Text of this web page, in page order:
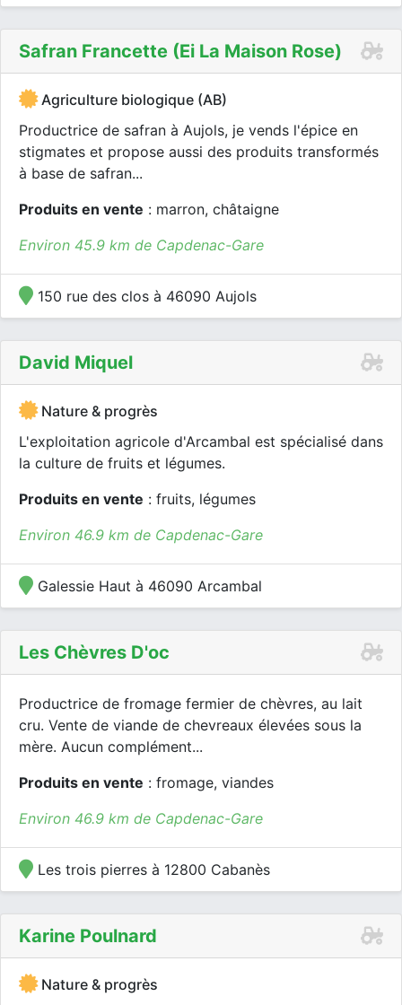
Safran Francette (ei La Maison Rose)
Agriculture biologique (AB)
Productrice de safran à Aujols, je vends l'épice en
stigmates et propose aussi des produits transformés
à base de safran...
Produits en vente : marron, châtaigne
Environ 45.9 km de Capdenac-Gare
150 rue des clos à 46090 Aujols
David Miquel
Nature & progrès
L'exploitation agricole d'Arcambal est spécialisé dans
la culture de fruits et légumes.
Produits en vente : fruits, légumes
Environ 46.9 km de Capdenac-Gare
Galessie Haut à 46090 Arcambal
Les Chèvres D'oc
Productrice de fromage fermier de chèvres, au lait
cru. Vente de viande de chevreaux élevées sous la
mère. Aucun complément...
Produits en vente : fromage, viandes
Environ 46.9 km de Capdenac-Gare
Les trois pierres à 12800 Cabanès
Karine Poulnard
Nature & progrès